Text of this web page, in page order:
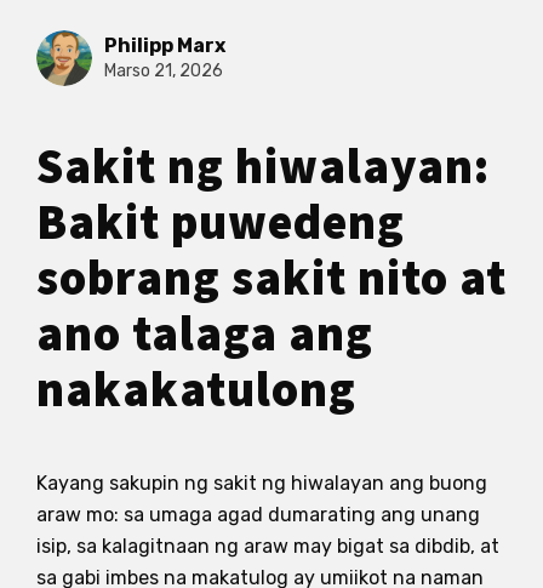
Philipp Marx
Marso 21, 2026
Sakit ng hiwalayan:
Bakit puwedeng
sobrang sakit nito at
ano talaga ang
nakakatulong
Kayang sakupin ng sakit ng hiwalayan ang buong
araw mo: sa umaga agad dumarating ang unang
isip, sa kalagitnaan ng araw may bigat sa dibdib, at
sa gabi imbes na makatulog ay umiikot na naman